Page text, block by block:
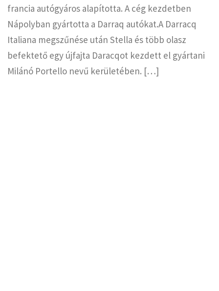
francia autógyáros alapította. A cég kezdetben
Nápolyban gyártotta a Darraq autókat.A Darracq
Italiana megszűnése után Stella és több olasz
befektető egy újfajta Daracqot kezdett el gyártani
Milánó Portello nevű kerületében. […]